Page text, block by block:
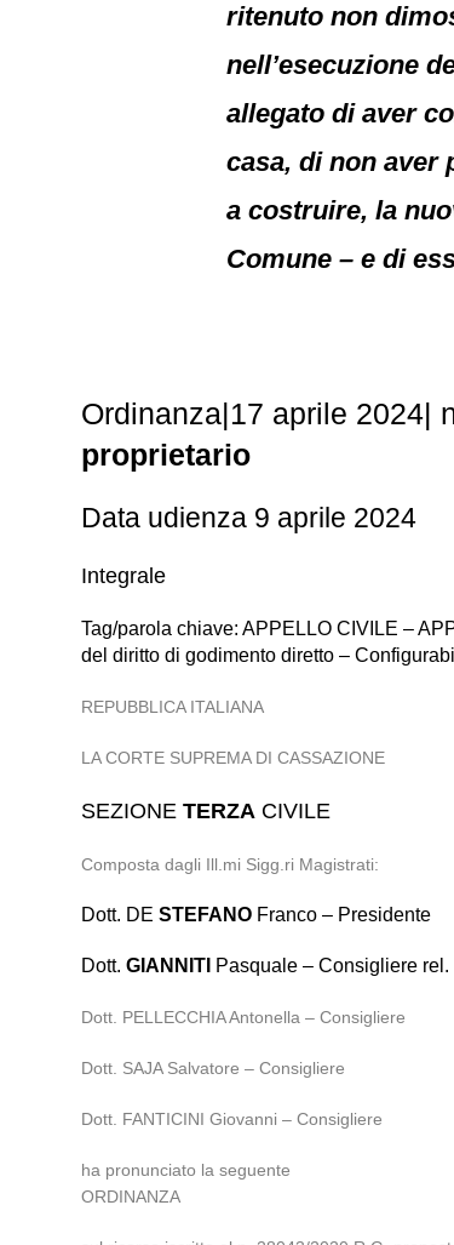
ritenuto non
nell’esecuzione
allegato di aver
casa, di non aver
a costruire, la
Comune – e di
Ordinanza|17 aprile 2024|
proprietario
Data udienza 9 aprile 2024
Integrale
Tag/parola chiave: APPELLO CIVILE –
del diritto di godimento diretto –
REPUBBLICA ITALIANA
LA CORTE SUPREMA DI CASSAZIONE
SEZIONETERZA CIVILE
Composta dagli Ill.mi Sigg.ri Magistrati:
Dott. DESTEFANO Franco – Presidente
Dott.GIANNITI Pasquale – Consigliere rel.
Dott. PELLECCHIA Antonella – Consigliere
Dott. SAJA Salvatore – Consigliere
Dott. FANTICINI Giovanni – Consigliere
ha pronunciato la seguente
ORDINANZA